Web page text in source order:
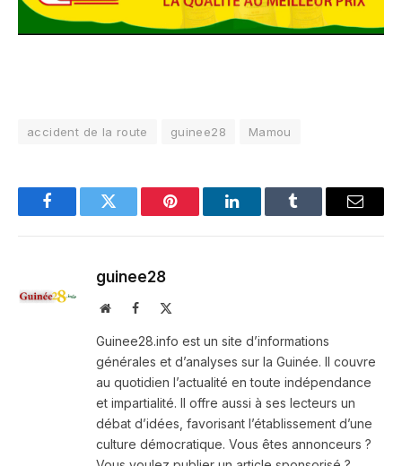
accident de la route guinee28 Mamou
FacebookTwitter Pinterest LinkedInTumblr Email
guinee28
WebsiteFacebook
Guinee28.info est un site d’informations
générales et d’analyses sur la Guinée. Il couvre
au quotidien l’actualité en toute indépendance
et impartialité. Il offre aussi à ses lecteurs un
débat d’idées, favorisant l’établissement d’une
culture démocratique. Vous êtes annonceurs ?